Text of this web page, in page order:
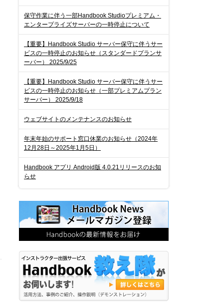
保守作業に伴う一部Handbook Studioプレミアム・
エンタープライズサーバーの一時停止について
【重要】Handbook Studio サーバー保守に伴うサー
ビスの一時停止のお知らせ（スタンダードプランサ
ーバー） 2025/9/25
【重要】Handbook Studio サーバー保守に伴うサー
ビスの一時停止のお知らせ（一部プレミアムプラン
サーバー） 2025/9/18
ウェブサイトのメンテナンスのお知らせ
年末年始のサポート窓口休業のお知らせ（2024年
12月28日～2025年1月5日）
Handbook アプリ Android版 4.0.21リリースのお知
らせ